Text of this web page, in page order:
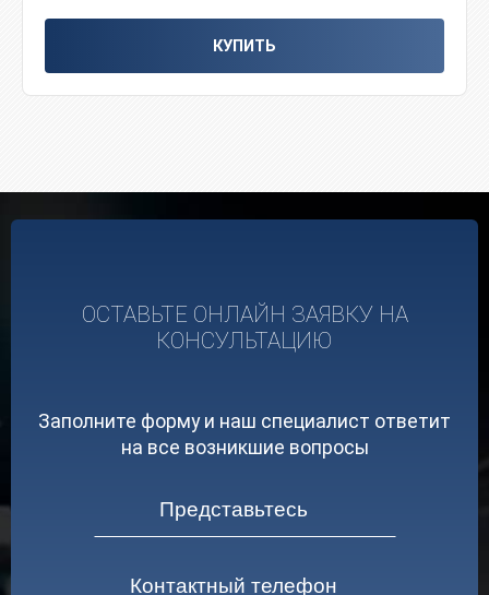
КУПИТЬ
ОСТАВЬТЕ ОНЛАЙН ЗАЯВКУ НА
КОНСУЛЬТАЦИЮ
Заполните форму и наш специалист ответит
на все возникшие вопросы